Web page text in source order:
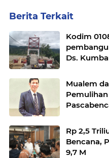
Berita Terkait
Kodim
Ds.
Mualem
Rp 2,5
Bencana,
9,7 M